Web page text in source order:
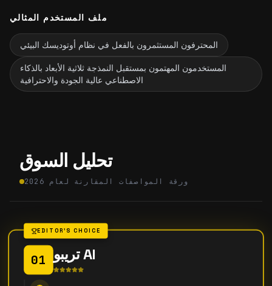
ملف المستخدم المثالي
المحترفون المستثمرون بالفعل في نظام أوتوديسك البيئي
المستخدمون المهتمون بمستقبل النمذجة ثلاثية الأبعاد بالذكاء
الاصطناعي عالية الجودة والاحترافية
تحليل السوق
ورقة المواصفات المقارنة لعام 2026
EDITOR'S CHOICE
01 تريبو AI